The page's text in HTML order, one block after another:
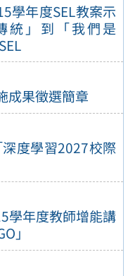
學年度SEL教案示
統」到「我們是
成果徵選簡章
度學習2027校際
學年度教師增能講
」